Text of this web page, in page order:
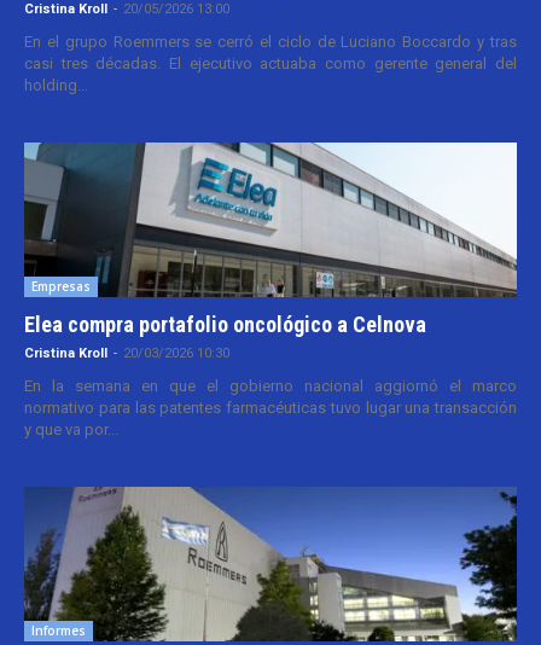
Cristina Kroll - 20/05/2026 13:00
En el grupo Roemmers se cerró el ciclo de Luciano Boccardo y tras
casi tres décadas. El ejecutivo actuaba como gerente general del
holding...
Empresas
Elea compra portafolio oncológico a Celnova
Cristina Kroll - 20/03/2026 10:30
En la semana en que el gobierno nacional aggiornó el marco
normativo para las patentes farmacéuticas tuvo lugar una transacción
y que va por...
Informes